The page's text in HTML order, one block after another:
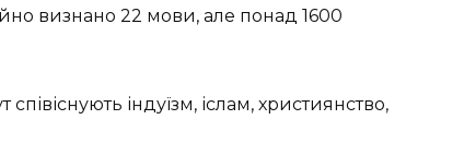
визнано 22 мови, але понад 1600
співіснують індуїзм, іслам, християнство,